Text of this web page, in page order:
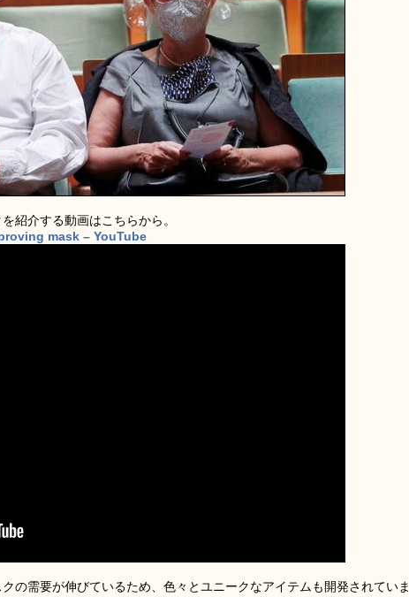
紹介する動画はこちらから。
mask – YouTube
の需要が伸びているため、色々とユニークなアイテムも開発されていま